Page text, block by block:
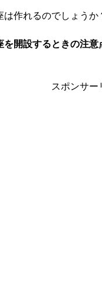
作れるのでしょうか
を開設するときの注意
スポンサー